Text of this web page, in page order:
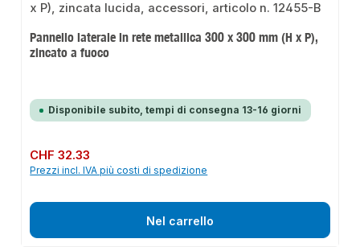
Pannello laterale in rete metallica 300 x 300 mm (H x P),
zincato a fuoco
Disponibile subito, tempi di consegna 13-16 giorni
Prezzo normale:
CHF 32.33
Prezzi incl. IVA più costi di spedizione
Nel carrello